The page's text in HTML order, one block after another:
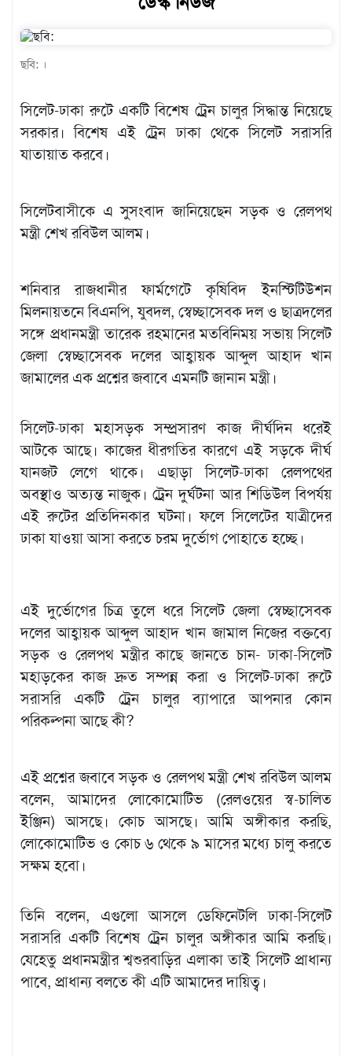
শিক্ষাঙ্গন
অর্থনীতি
অন্যান্য
লাইফস্টাইল
ছবি: ।
সিলেট-ঢাকা রুটে একটি বিশেষ ট্রেন চালুর সিদ্ধান্ত নিয়েছে
সরকার। বিশেষ এই ট্রেন ঢাকা থেকে সিলেট সরাসরি
যাতায়াত করবে।
সিলেটবাসীকে এ সুসংবাদ জানিয়েছেন সড়ক ও রেলপথ
মন্ত্রী শেখ রবিউল আলম।
শনিবার রাজধানীর ফার্মগেটে কৃষিবিদ ইনস্টিটিউশন
মিলনায়তনে বিএনপি, যুবদল, স্বেচ্ছাসেবক দল ও ছাত্রদলের
সঙ্গে প্রধানমন্ত্রী তারেক রহমানের মতবিনিময় সভায় সিলেট
জেলা স্বেচ্ছাসেবক দলের আহ্বায়ক আব্দুল আহাদ খান
জামালের এক প্রশ্নের জবাবে এমনটি জানান মন্ত্রী।
সিলেট-ঢাকা মহাসড়ক সম্প্রসারণ কাজ দীর্ঘদিন ধরেই
আটকে আছে। কাজের ধীরগতির কারণে এই সড়কে দীর্ঘ
যানজট লেগে থাকে। এছাড়া সিলেট-ঢাকা রেলপথের
অবস্থাও অত্যন্ত নাজুক। ট্রেন দুর্ঘটনা আর শিডিউল বিপর্যয়
এই রুটের প্রতিদিনকার ঘটনা। ফলে সিলেটের যাত্রীদের
ঢাকা যাওয়া আসা করতে চরম দুর্ভোগ পোহাতে হচ্ছে।
এই দুর্ভোগের চিত্র তুলে ধরে সিলেট জেলা স্বেচ্ছাসেবক
দলের আহ্বায়ক আব্দুল আহাদ খান জামাল নিজের বক্তব্যে
সড়ক ও রেলপথ মন্ত্রীর কাছে জানতে চান- ঢাকা-সিলেট
মহাড়কের কাজ দ্রুত সম্পন্ন করা ও সিলেট-ঢাকা রুটে
সরাসরি একটি ট্রেন চালুর ব্যাপারে আপনার কোন
পরিকল্পনা আছে কী?
এই প্রশ্নের জবাবে সড়ক ও রেলপথ মন্ত্রী শেখ রবিউল আলম
বলেন, আমাদের লোকোমোটিভ (রেলওয়ের স্ব-চালিত
ইঞ্জিন) আসছে। কোচ আসছে। আমি অঙ্গীকার করছি,
লোকোমোটিভ ও কোচ ৬ থেকে ৯ মাসের মধ্যে চালু করতে
সক্ষম হবো।
তিনি বলেন, এগুলো আসলে ডেফিনেটলি ঢাকা-সিলেট
সরাসরি একটি বিশেষ ট্রেন চালুর অঙ্গীকার আমি করছি।
যেহেতু প্রধানমন্ত্রীর শ্বশুরবাড়ির এলাকা তাই সিলেট প্রাধান্য
পাবে, প্রাধান্য বলতে কী এটি আমাদের দায়িত্ব।